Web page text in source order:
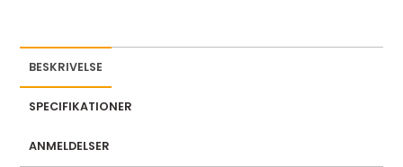
BESKRIVELSE
SPECIFIKATIONER
ANMELDELSER